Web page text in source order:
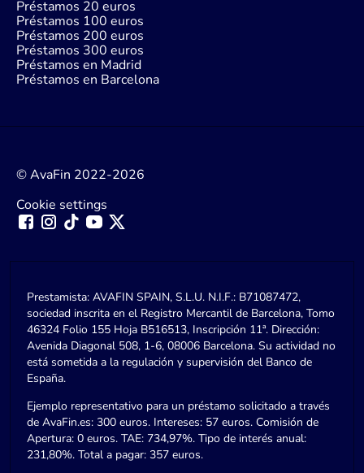
Préstamos 20 euros
Préstamos 100 euros
Préstamos 200 euros
Préstamos 300 euros
Préstamos en Madrid
Préstamos en Barcelona
© AvaFin 2022-2026
Cookie settings
Prestamista: AVAFIN SPAIN, S.L.U. N.I.F.: B71087472,
sociedad inscrita en el Registro Mercantil de Barcelona, Tomo
46324 Folio 155 Hoja B516513, Inscripción 11ª. Dirección:
Avenida Diagonal 508, 1-6, 08006 Barcelona. Su actividad no
está sometida a la regulación y supervisión del Banco de
España.
Ejemplo representativo para un préstamo solicitado a través
de AvaFin.es: 300 euros. Intereses: 57 euros. Comisión de
Apertura: 0 euros. TAE: 734,97%. Tipo de interés anual:
231,80%. Total a pagar: 357 euros.